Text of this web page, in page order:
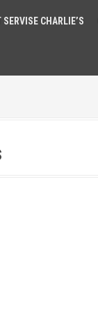
SERVISE CHARLIE’S